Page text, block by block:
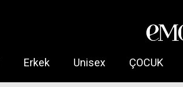
Erkek Unisex ÇOCUK